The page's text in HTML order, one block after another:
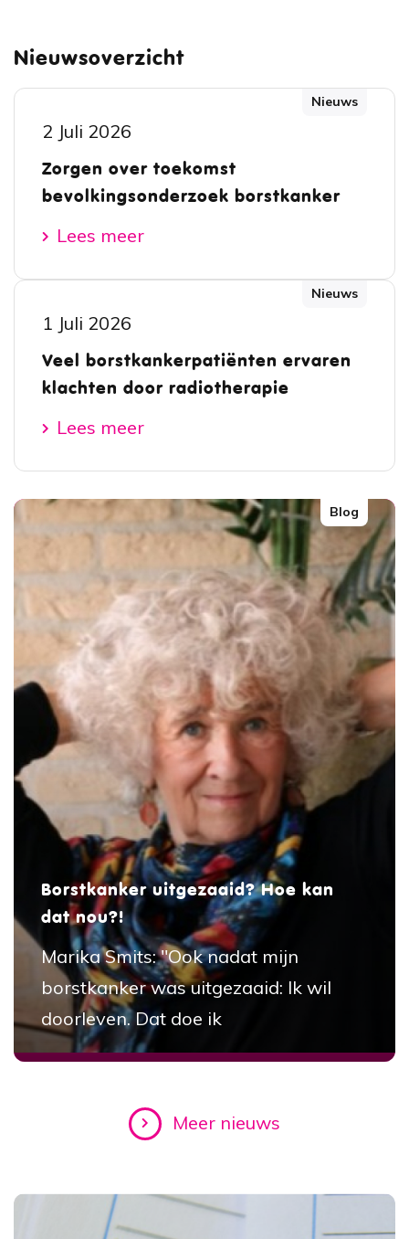
Nieuwsoverzicht
Nieuws
2 Juli 2026
Zorgen over toekomst
bevolkingsonderzoek borstkanker
Lees meer
Nieuws
1 Juli 2026
Veel borstkankerpatiënten ervaren
klachten door radiotherapie
Lees meer
Blog
Borstkanker uitgezaaid? Hoe kan
dat nou?!
Marika Smits: "Ook nadat mijn
borstkanker was uitgezaaid: Ik wil
doorleven. Dat doe ik
Meer nieuws